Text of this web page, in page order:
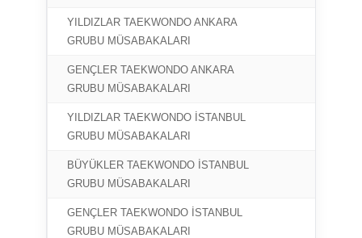
YILDIZLAR TAEKWONDO ANKARA
GRUBU MÜSABAKALARI
GENÇLER TAEKWONDO ANKARA
GRUBU MÜSABAKALARI
YILDIZLAR TAEKWONDO İSTANBUL
GRUBU MÜSABAKALARI
BÜYÜKLER TAEKWONDO İSTANBUL
GRUBU MÜSABAKALARI
GENÇLER TAEKWONDO İSTANBUL
GRUBU MÜSABAKALARI